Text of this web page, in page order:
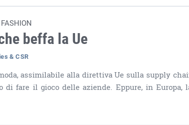
beffa la Ue
& CSR
assimilabile alla direttiva Ue sulla supply
di fare il gioco delle aziende. Eppure, in Europa,